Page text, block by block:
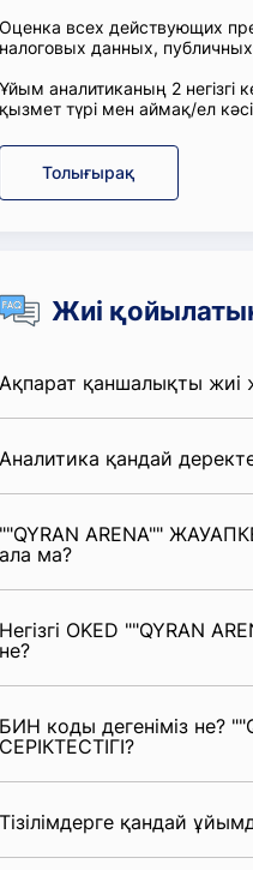
Оценка всех действующих
налоговых данных,
Ұйым аналитиканың 2 негізгі
қызмет түрі мен аймақ/ел
Толығырақ
Жиі
Ақпарат қаншалықты жиі
Аналитика қандай
""QYRAN ARENA""
ала ма?
Негізгі OKED ""QYRAN
не?
БИН коды дегеніміз не?
СЕРІКТЕСТІГІ?
Тізілімдерге қандай